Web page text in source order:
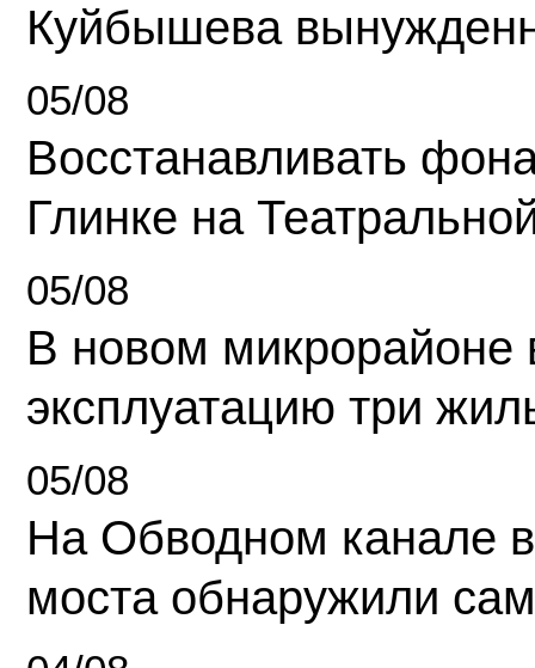
Куйбышева
05/08
Восстанавливать
Глинке на
05/08
В новом микрорайоне
эксплуатацию три
05/08
На Обводном канале
моста обнаружили